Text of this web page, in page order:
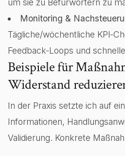
um sie zu Befürwortern zu
Monitoring &
Tägliche/wöchentliche
Feedback‑Loops und
Beispiele für
Widerstand
In der Praxis setzte ich auf
Informationen,
Validierung. Konkrete